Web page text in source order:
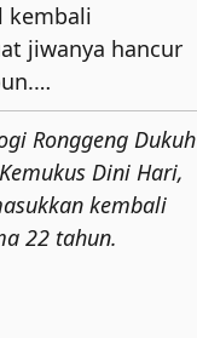
kembali
jiwanya hancur
Ronggeng Dukuh
Dini Hari,
kembali
22 tahun.